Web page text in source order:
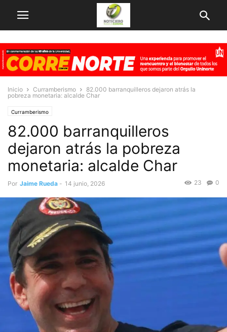
Inicio Curramberismo
82.000 barranquilleros dejaron atrás la
pobreza monetaria: alcalde Char
Curramberismo
82.000 barranquilleros
dejaron atrás la pobreza
monetaria: alcalde Char
Por Jaime Rueda - 14 junio, 2026 0
23